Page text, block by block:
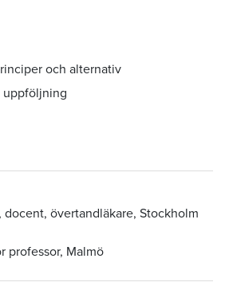
och alternativ
uppföljning
docent, övertandläkare, Stockholm
professor, Malmö